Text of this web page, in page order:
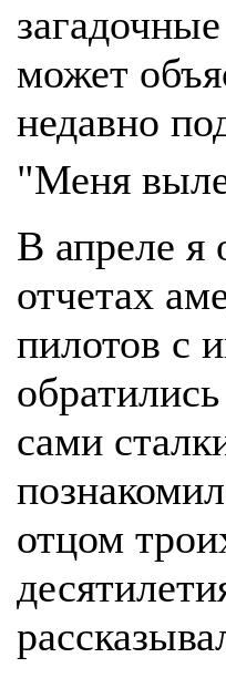
может
недавно
"Меня
В апреле я
отчетах
пилотов с
сами
отцом